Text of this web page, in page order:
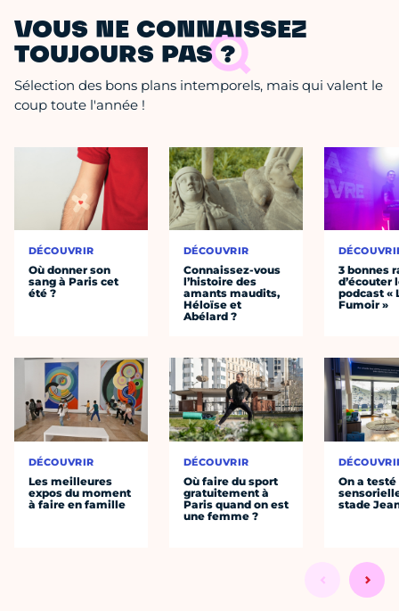
VOUS NE CONNAISSEZ
TOUJOURS PAS ?
Sélection des bons plans intemporels, mais qui valent le
coup toute l'année !
DÉCOUVRIR
Où donner son
sang à Paris cet
été ?
DÉCOUVRIR
Les meilleures
expos du moment
à faire en famille
DÉCOUVRIR
Connaissez-vous
l’histoire des
amants maudits,
Héloïse et
Abélard ?
DÉCOUVRIR
Où faire du sport
gratuitement à
Paris quand on est
une femme ?
3 bonnes
d’écouter
podcast «
Fumoir »
On a
stade